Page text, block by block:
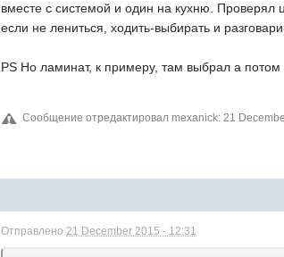
вместе с системой и один на кухню.
если не лениться, ходить-выбирать и
PS Но ламинат, к примеру, там выбрал а
Сообщение отредактировал mexanick: 21
Отправлено21 December 2015 - 12:31